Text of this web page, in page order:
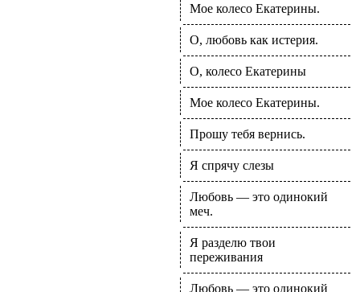
Мое колесо Екатерины.
О, любовь как истерия.
О, колесо Екатерины
Мое колесо Екатерины.
Прошу тебя вернись.
Я спрячу слезы
Любовь — это одинокий
меч.
Я разделю твои
переживания
Любовь — это одинокий